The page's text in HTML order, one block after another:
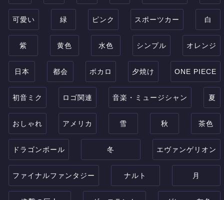
可愛い 緑 ピンク スポーツカー 白
紫 黄色 水色 シンプル オレンジ
日本 都会 ボカロ 夕焼け ONE PIECE
初音ミク ロゴ関連 音楽・ミュージシャン 夏
おしゃれ アメリカ 雪 秋 茶色
ドラゴンボール 冬 エヴァンゲリオン
ファイナルファンタジー ナルト 月